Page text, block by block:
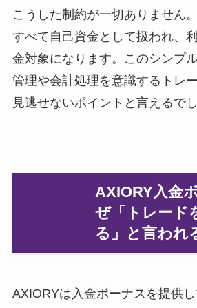
こうした制約が一切ありません
すべて自己資金として扱われ、
金対象になります。このシンプ
管理や会計処理を意識するトレ
見逃せないポイントと言えるでし
AXIORY入金
ぜ「トレード
る」と言われ
AXIORYは入金ボーナスを提供